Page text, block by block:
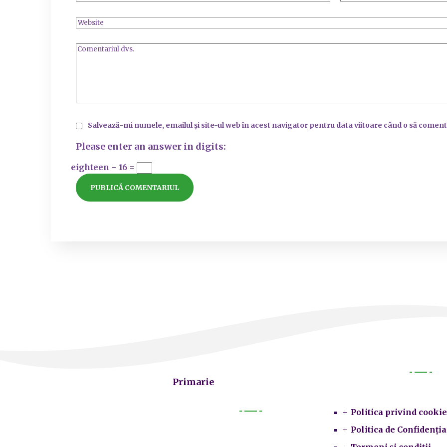
Salvează-mi numele, emailul și site-ul web în acest navigator pentru data viitoare când o să
Please enter an answer in digits:
eighteen − 16 =
Primarie
Politica privind
Politica de